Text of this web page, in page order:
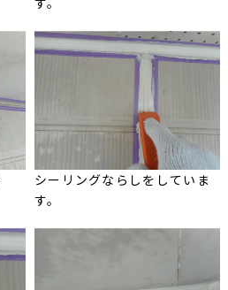
シーリングならしをしていま
す。